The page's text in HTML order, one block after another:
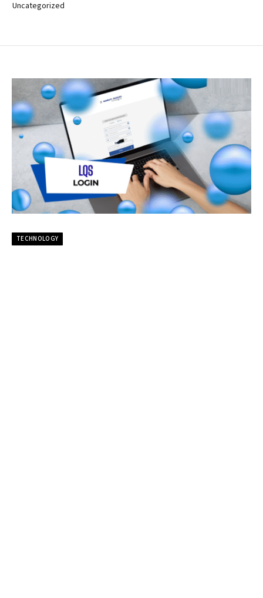
Uncategorized
TECHNOLOGY